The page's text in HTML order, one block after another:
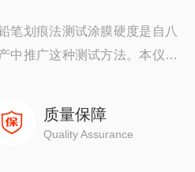
笔划痕法测试涂膜硬度是自八
中推广这种测试方法。本仪器
质量保障
Quality Assurance